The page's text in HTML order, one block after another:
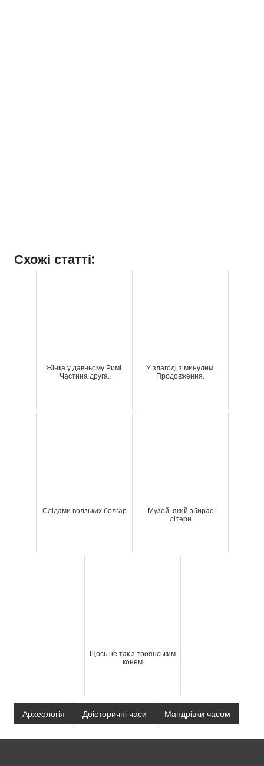
Схожі статті:
Жінка у давньому Римі.
Частина друга.
У злагоді з минулим.
Продовження.
Слідами волзьких болгар
Музей, який збирає
літери
Щось не так з троянським
конем
Археологія Доісторичні часи Мандрівки часом